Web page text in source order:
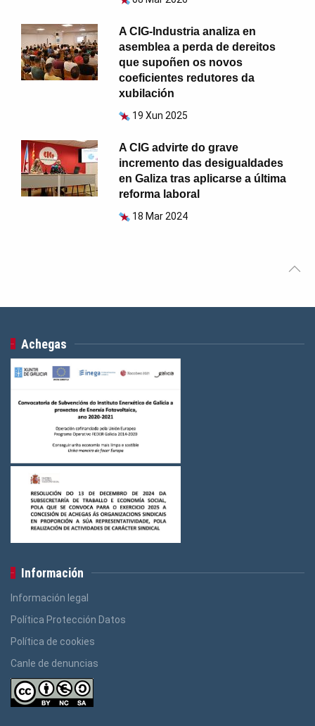
A CIG-Industria analiza en
asemblea a perda de dereitos
que supoñen os novos
coeficientes redutores da
xubilación
19 Xun 2025
A CIG advirte do grave
incremento das desigualdades
en Galiza tras aplicarse a última
reforma laboral
18 Mar 2024
Achegas
Información
Información legal
Política Protección Datos
Política de cookies
Canle de denuncias